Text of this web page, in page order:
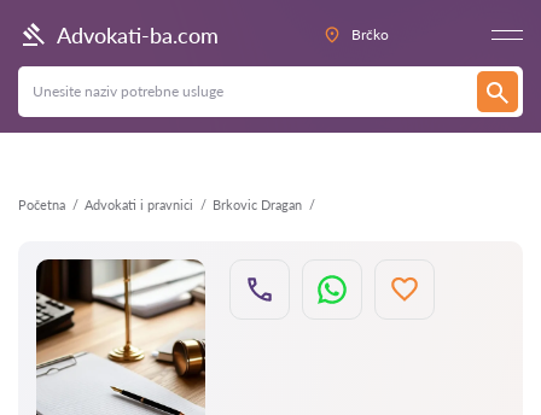
Advokati-ba.com Brčko
Početna Advokati i pravnici Brkovic Dragan
Nazad